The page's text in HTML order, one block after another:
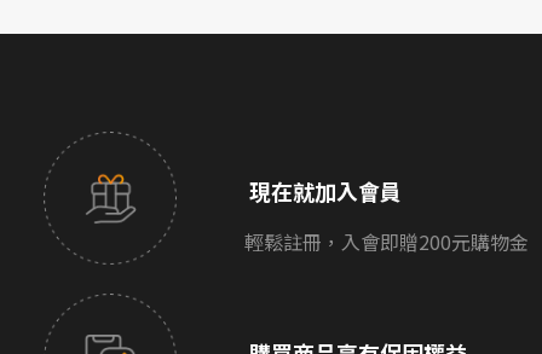
現在就加入會員
輕鬆註冊，入會即贈200元購物金